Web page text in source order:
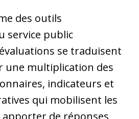
des outils
service public
évaluations se traduisent
une multiplication des
indicateurs et
qui mobilisent les
de réponses